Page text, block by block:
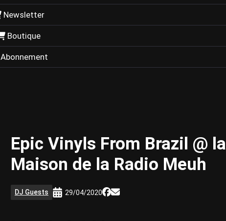
Newsletter
Boutique
Abonnement
Epic Vinyls From Brazil @ la
Maison de la Radio Meuh
DJ Guests 29/04/2020